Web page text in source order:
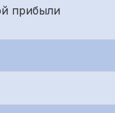
прибыли